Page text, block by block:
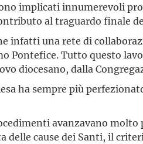
implicati innumerevoli
al traguardo finale
infatti una rete di
Pontefice. Tutto questo
diocesano, dalla
ha sempre più
avanzavano molto
cause dei Santi, il